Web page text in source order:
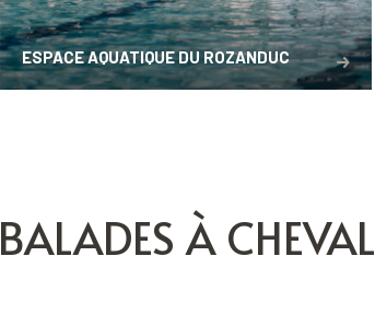
ESPACE AQUATIQUE DU ROZANDUC
BALADES À CHEVAL